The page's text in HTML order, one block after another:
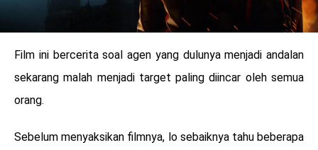
Film ini bercerita soal agen yang dulunya menjadi andalan
sekarang malah menjadi target paling diincar oleh semua
orang.
Sebelum menyaksikan filmnya, lo sebaiknya tahu beberapa